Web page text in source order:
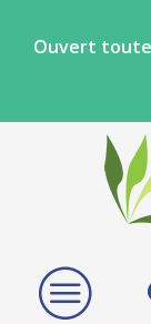
Ouvert toute